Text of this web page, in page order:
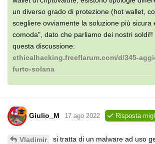
un diverso grado di protezione (hot wallet,
scegliere ovviamente la soluzione più sicura
comoda", dato che parliamo dei nostri soldi!!
questa discussione:
ethicalhacking.freeflarum.com/d/345-
furto-solana
Giulio_M 17 ago 2022 Risposta
Vladimir
si tratta di un malware ad uso